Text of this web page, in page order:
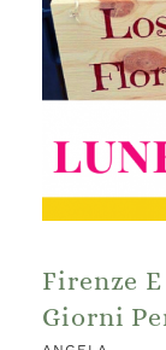
Firenze
Giorni